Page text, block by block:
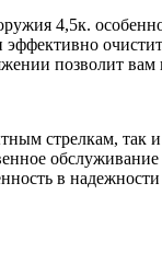
4,5к.
позволит
стрелкам, так
в